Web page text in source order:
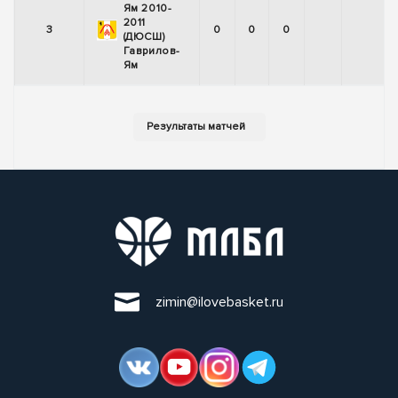
3
Ям 2010-
2011
(ДЮСШ)
Гаврилов-
Ям
0 0 0
zimin@ilovebasket.ru